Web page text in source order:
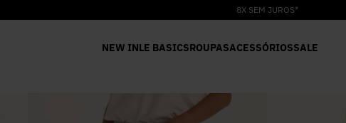
8X SEM JUROS*
NEW INLE BASICSROUPASACESSÓRIOSSALE